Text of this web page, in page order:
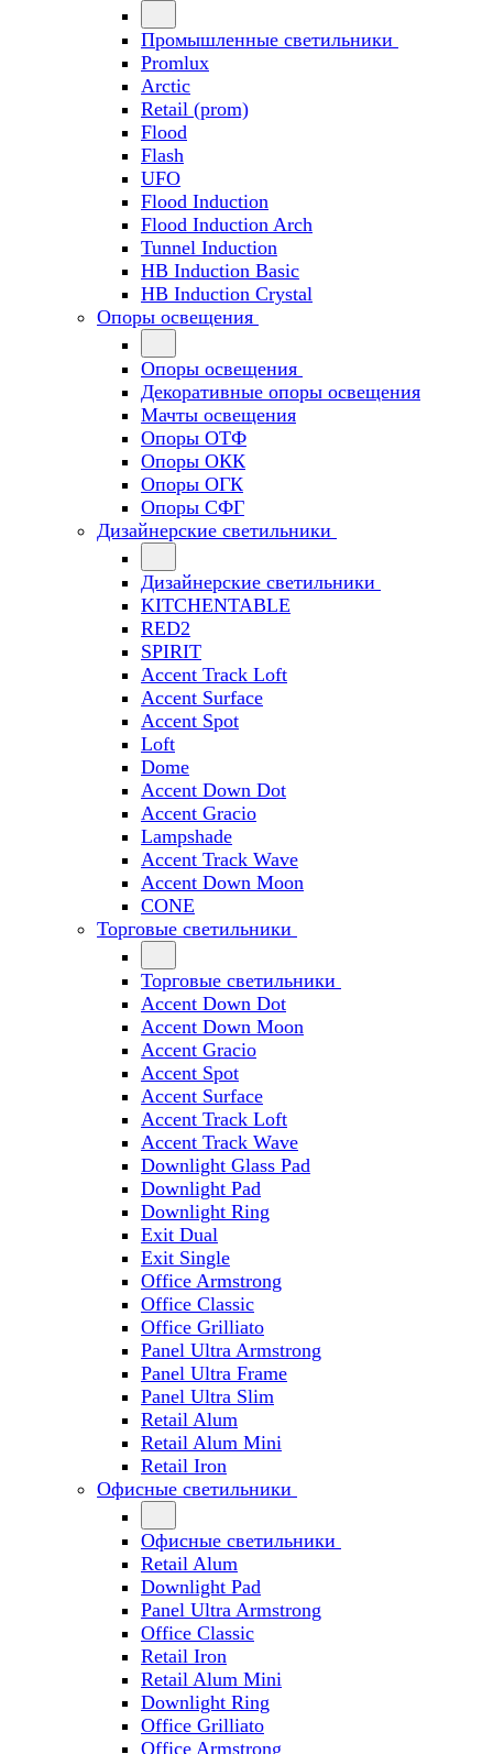
Промышленные светильники
Promlux
Arctic
Retail (prom)
Flood
Flash
UFO
Flood Induction
Flood Induction Arch
Tunnel Induction
HB Induction Basic
HB Induction Crystal
Опоры освещения
Опоры освещения
Декоративные опоры освещения
Мачты освещения
Опоры ОТФ
Опоры ОКК
Опоры ОГК
Опоры СФГ
Дизайнерские светильники
Дизайнерские светильники
KITCHENTABLE
RED2
SPIRIT
Accent Track Loft
Accent Surface
Accent Spot
Loft
Dome
Accent Down Dot
Accent Gracio
Lampshade
Accent Track Wave
Accent Down Moon
CONE
Торговые светильники
Торговые светильники
Accent Down Dot
Accent Down Moon
Accent Gracio
Accent Spot
Accent Surface
Accent Track Loft
Accent Track Wave
Downlight Glass Pad
Downlight Pad
Downlight Ring
Exit Dual
Exit Single
Office Armstrong
Office Classic
Office Grilliato
Panel Ultra Armstrong
Panel Ultra Frame
Panel Ultra Slim
Retail Alum
Retail Alum Mini
Retail Iron
Офисные светильники
Офисные светильники
Retail Alum
Downlight Pad
Panel Ultra Armstrong
Office Classic
Retail Iron
Retail Alum Mini
Downlight Ring
Office Grilliato
Office Armstrong